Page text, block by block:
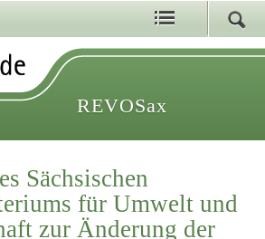
REVOSax
Sächsischen
für Umwelt und
zur Änderung der